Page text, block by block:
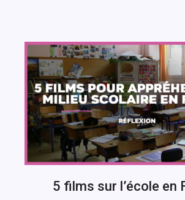
5 films sur l’école en